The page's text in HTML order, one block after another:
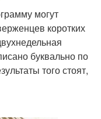
могут
коротких
буквально по
того стоят,